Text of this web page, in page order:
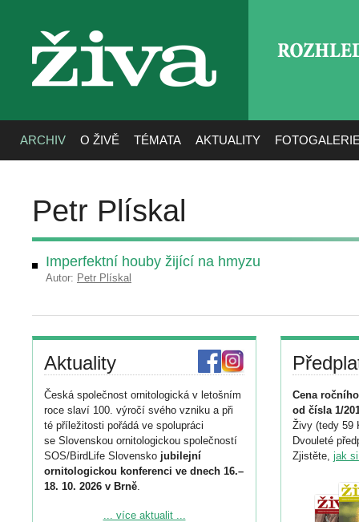
živa
ARCHIV O ŽIVĚ TÉMATA AKTUALITY
Petr Plískal
Imperfektní houby žijící na hmyzu
Autor: Petr Plískal
Aktuality
Česká společnost ornitologická v letošním
roce slaví 100. výročí svého vzniku a při
té příležitosti pořádá ve spolupráci
se Slovenskou ornitologickou společností
SOS/BirdLife Slovensko jubilejní
ornitologickou konferenci ve dnech 16.–
18. 10. 2026 v Brně.
Podrobnější informace ke konferenci
... více aktualit ...
Cena
od čísla 1/
Živy (tedy 59
Dvouleté
Zjistěte, jak